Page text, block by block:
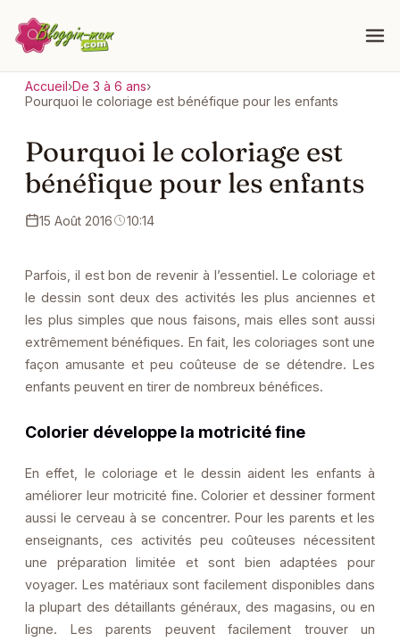
Accueil›De 3 à 6 ans›
Pourquoi le coloriage est bénéfique pour les enfants
Pourquoi le coloriage est
bénéfique pour les enfants
15 Août 2016 10:14
Parfois, il est bon de revenir à l’essentiel. Le coloriage et
le dessin sont deux des activités les plus anciennes et
les plus simples que nous faisons, mais elles sont aussi
extrêmement bénéfiques. En fait, les coloriages sont une
façon amusante et peu coûteuse de se détendre. Les
enfants peuvent en tirer de nombreux bénéfices.
Colorier développe la motricité fine
En effet, le coloriage et le dessin aident les enfants à
améliorer leur motricité fine. Colorier et dessiner forment
aussi le cerveau à se concentrer. Pour les parents et les
enseignants, ces activités peu coûteuses nécessitent
une préparation limitée et sont bien adaptées pour
voyager. Les matériaux sont facilement disponibles dans
la plupart des détaillants généraux, des magasins, ou en
ligne. Les parents peuvent facilement trouver un